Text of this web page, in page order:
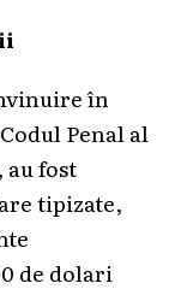
în
Penal al
fost
tipizate,
de dolari